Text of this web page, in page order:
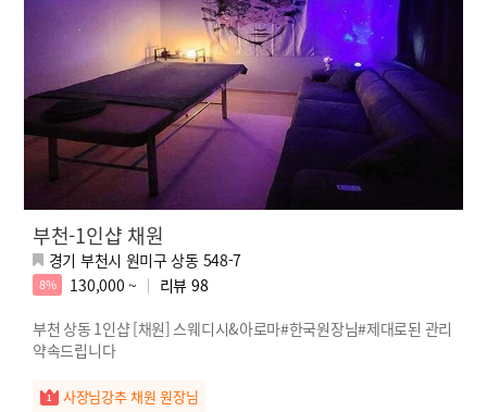
부천-1인샵 채원
경기 부천시 원미구 상동 548-7
8% 130,000 ~ 리뷰 98
부천 상동 1인샵 [채원] 스웨디시&아로마#한국원장님#제대로된 관리
약속드립니다
사장님강추 채원 원장님